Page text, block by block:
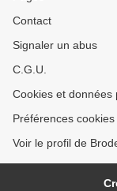
Contact
Signaler un abus
C.G.U.
Cookies et données
Préférences cookies
Voir le profil de